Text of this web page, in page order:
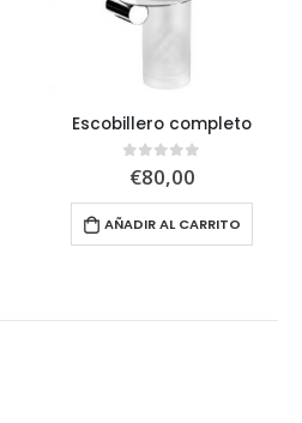
Escobillero completo
0out of 5
€80,00
AÑADIR AL CARRITO